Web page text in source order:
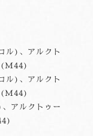
ル)、アルクト
(M44)
ル)、アルクト
(M44)
アルクトゥー